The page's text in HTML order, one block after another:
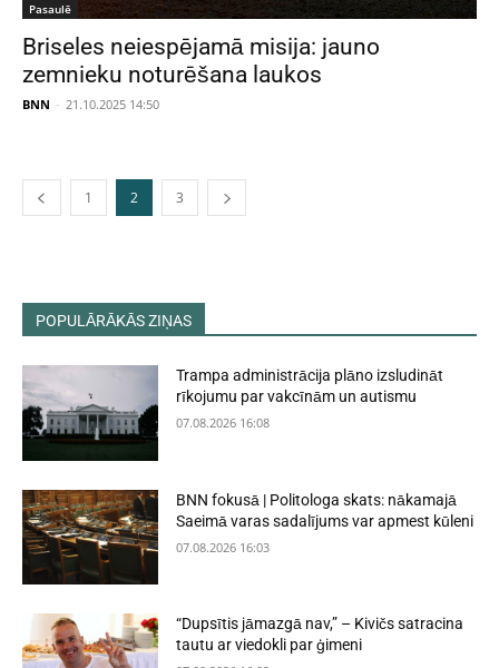
Pasaulē
Briseles neiespējamā misija: jauno
zemnieku noturēšana laukos
BNN - 21.10.2025 14:50
1 2 3
POPULĀRĀKĀS ZIŅAS
Trampa administrācija plāno izsludināt
rīkojumu par vakcīnām un autismu
07.08.2026 16:08
BNN fokusā | Politologa skats: nākamajā
Saeimā varas sadalījums var apmest kūleni
07.08.2026 16:03
“Dupsītis jāmazgā nav,” – Kivičs satracina
tautu ar viedokli par ģimeni